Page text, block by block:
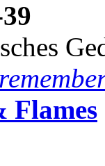
Flames